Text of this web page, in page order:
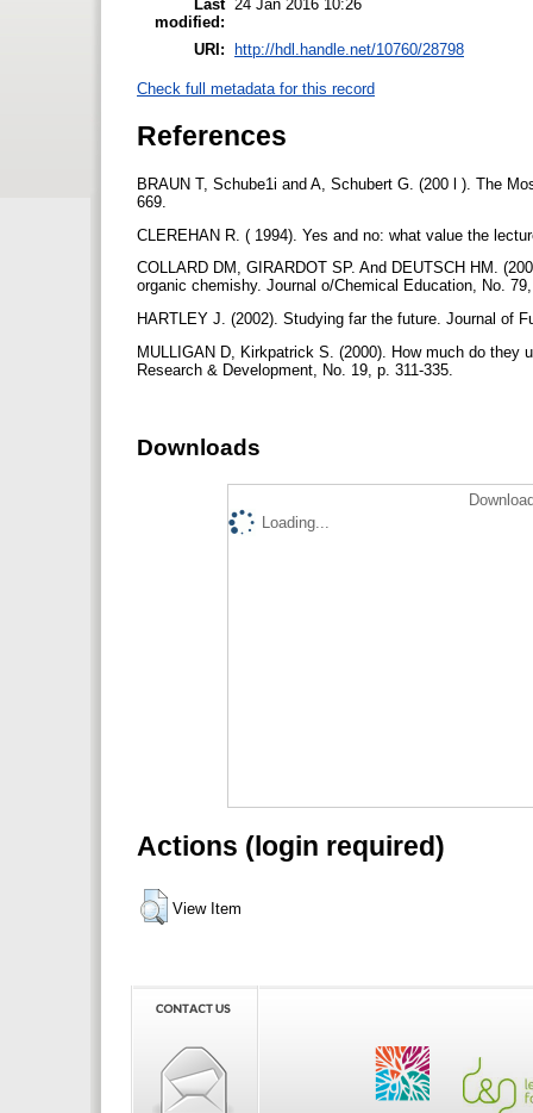
Last
modified:
24 Jan 2016 10:26
URI: http://hdl.handle.net/10760/28798
Check full metadata for this record
References
BRAUN T, Schube1i and A, Schubert G. (200 l ). The
669.
CLEREHAN R. ( 1994). Yes and no: what value the
COLLARD DM, GIRARDOT SP. And DEUTSCH HM.
organic chemishy. Journal o/Chemical Education, No.
HARTLEY J. (2002). Studying far the future. Journal of
MULLIGAN D, Kirkpatrick S. (2000). How much do they
Research & Development, No. 19, p. 311-335.
Downloads
Loading...
Actions (login required)
View Item